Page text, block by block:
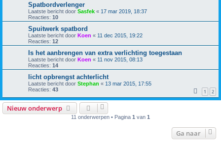
Spatbordverlenger
Laatste bericht door Sasfek « 17 mar 2019, 18:37
Reacties: 10
Spuitwerk spatbord
Laatste bericht door Koen « 11 dec 2015, 19:22
Reacties: 12
Is het aanbrengen van extra verlichting toegestaan
Laatste bericht door Koen « 11 nov 2015, 08:13
Reacties: 14
licht opbrengst achterlicht
Laatste bericht door Stephan « 13 mar 2015, 17:55
Reacties: 43 1 2
Nieuw onderwerp
11 onderwerpen • Pagina 1 van 1
Ga naar